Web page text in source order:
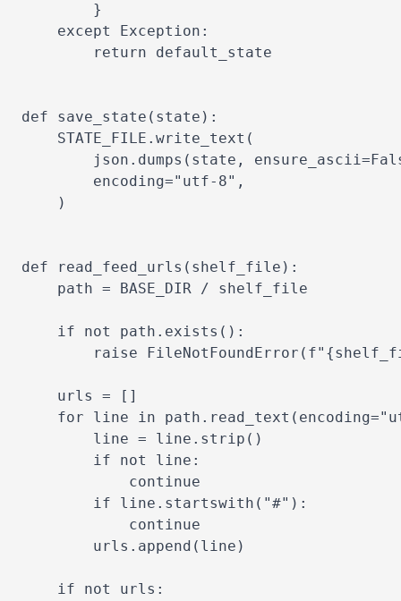
        }
    except Exception:
        return default_state
def save_state(state):
    STATE_FILE.write_text(
json.dumps(state,
        encoding="utf-8",
    )
def read_feed_urls(shelf_file):
    path = BASE_DIR / shelf_file
    if not path.exists():
raise
    urls = []
for line in
        line = line.strip()
        if not line:
            continue
        if line.startswith("#"):
            continue
        urls.append(line)
    if not urls: